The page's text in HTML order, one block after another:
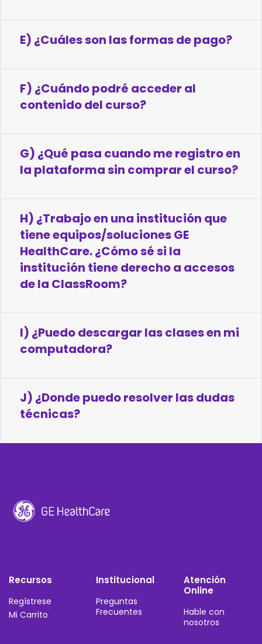
E) ¿Cuáles son las formas de pago?
F) ¿Cuándo podré acceder al
contenido del curso?
G) ¿Qué pasa cuando me registro en
la plataforma sin comprar el curso?
H) ¿Trabajo en una institución que
tiene equipos/soluciones GE
HealthCare. ¿Cómo sé si la
institución tiene derecho a accesos
de la ClassRoom?
I) ¿Puedo descargar las clases en mi
computadora?
J) ¿Donde puedo resolver las dudas
técnicas?
Recursos
Regístrese
Mi Carrito
Institucional
Preguntas
Frecuentes
Atención
Online
Hable con
nosotros